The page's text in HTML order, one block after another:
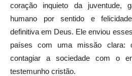
coração inquieto da juventude,
humano por sentido e
definitiva em Deus. Ele enviou
países com uma missão clara:
contagiar a sociedade com o
testemunho cristão.